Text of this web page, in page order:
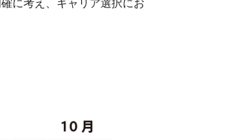
に考え、キャリア選択にお